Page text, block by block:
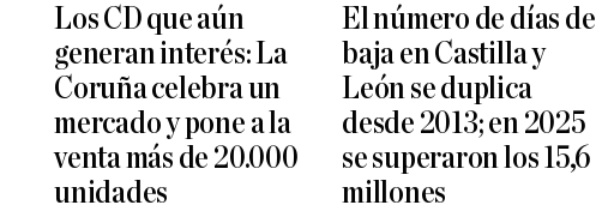
Los CD que aún
generan interés: La
Coruña celebra un
mercado y pone a la
venta más de 20.000
unidades
El número de días de
baja en Castilla y
León se duplica
desde 2013; en 2025
se superaron los 15,6
millones